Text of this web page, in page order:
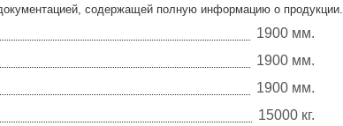
содержащей полную информацию о продукции.
1900 мм.
1900 мм.
1900 мм.
15000 кг.